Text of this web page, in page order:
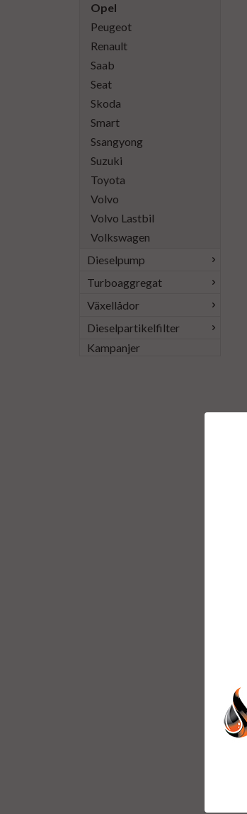
Opel
Peugeot
Renault
Saab
Seat
Skoda
Smart
Ssangyong
Suzuki
Toyota
Volvo
Volvo Lastbil
Volkswagen
Dieselpump
Turboaggregat
Växellådor
Dieselpartikelfilter
Kampanjer